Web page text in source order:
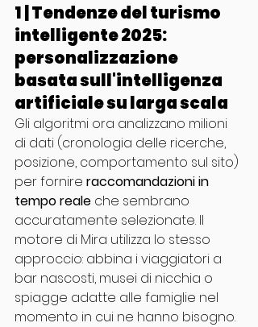
1 | Tendenze del turismo
intelligente 2025:
personalizzazione
basata sull'intelligenza
artificiale su larga scala
Gli algoritmi ora analizzano milioni
di dati (cronologia delle ricerche,
posizione, comportamento sul sito)
per fornire raccomandazioni in
tempo reale che sembrano
accuratamente selezionate. Il
motore di Mira utilizza lo stesso
approccio: abbina i viaggiatori a
bar nascosti, musei di nicchia o
spiagge adatte alle famiglie nel
momento in cui ne hanno bisogno.